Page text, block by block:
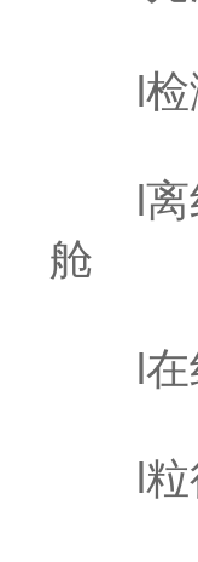
l检测
l离线
舱
l在线
l粒径